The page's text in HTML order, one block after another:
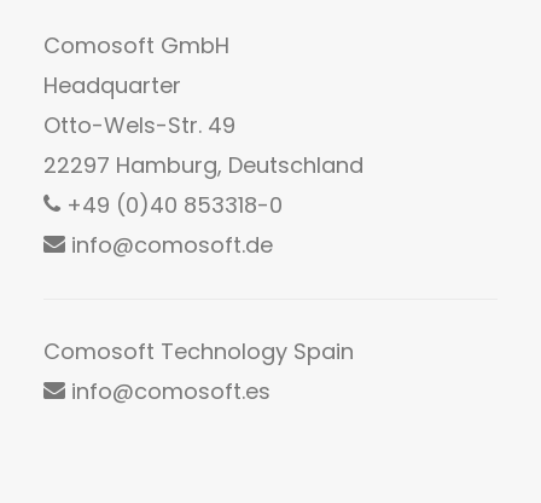
Comosoft GmbH
Headquarter
Otto-Wels-Str. 49
22297 Hamburg, Deutschland
+49 (0)40 853318-0
info@comosoft.de
Comosoft Technology Spain
info@comosoft.es